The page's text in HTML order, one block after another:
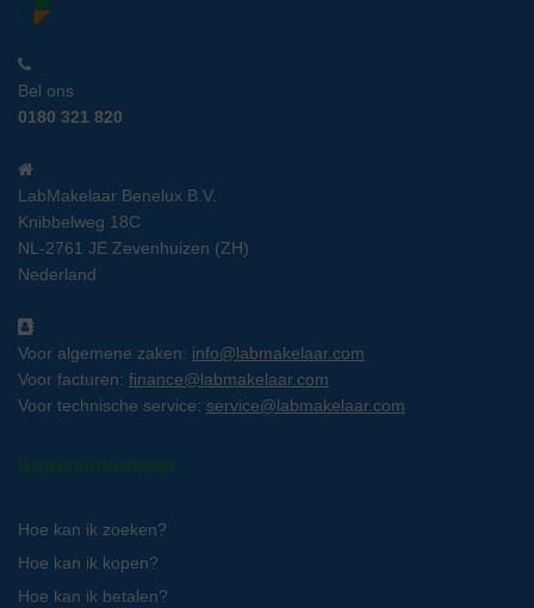
Bel ons
0180 321 820
LabMakelaar Benelux B.V.
Knibbelweg 18C
NL-2761 JE Zevenhuizen (ZH)
Nederland
Voor algemene zaken: info@labmakelaar.com
Voor facturen: finance@labmakelaar.com
Voor technische service: service@labmakelaar.com
Kopersinformatie
Hoe kan ik zoeken?
Hoe kan ik kopen?
Hoe kan ik betalen?